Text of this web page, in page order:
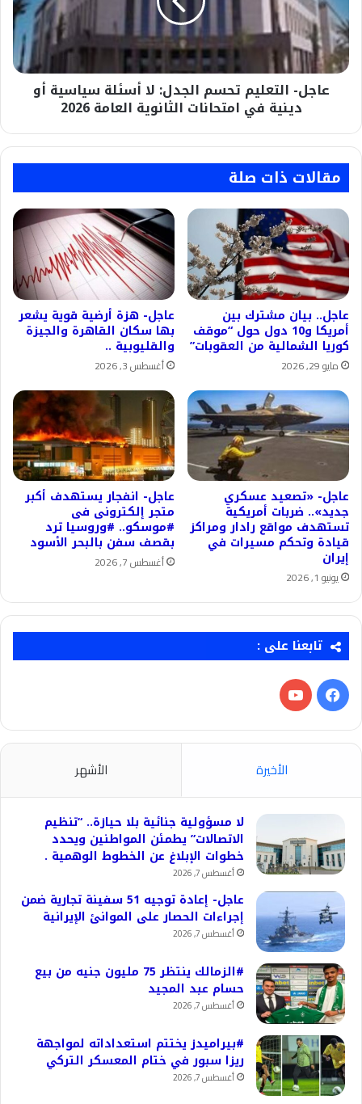
أسئلة
سياسية
أو
دينية
العامة
عاجل- التعليم تحسم الجدل: لا أسئلة سياسية أو
دينية في امتحانات الثانوية العامة 2026
مقالات ذات صلة
عاجل.. بيان مشترك بين
أمريكا و10 دول حول “موقف
كوريا الشمالية من العقوبات”
مايو 29, 2026
عاجل- هزة أرضية قوية يشعر
بها سكان القاهرة والجيزة
والقليوبية ..
أغسطس 3, 2026
عاجل- «تصعيد عسكري
جديد».. ضربات أمريكية
تستهدف مواقع رادار ومراكز
قيادة وتحكم مسيرات في
إيران
يونيو 1, 2026
عاجل- انفجار يستهدف أكبر
متجر إلكترونى فى
#موسكو.. #وروسيا ترد
بقصف سفن بالبحر الأسود
أغسطس 7, 2026
تابعنا على :
فيسبوك‫YouTube
الأخيرة الأشهر
لا مسؤولية جنائية بلا حيازة.. “تنظيم
الاتصالات” يطمئن المواطنين ويحدد
خطوات الإبلاغ عن الخطوط الوهمية .
أغسطس 7, 2026
عاجل- إعادة توجيه 51 سفينة تجارية ضمن
إجراءات الحصار على الموانئ الإيرانية
أغسطس 7, 2026
#الزمالك ينتظر 75 مليون جنيه من بيع
حسام عبد المجيد
أغسطس 7, 2026
#بيراميدز يختتم استعداداته لمواجهة
ريزا سبور في ختام المعسكر التركي
أغسطس 7, 2026